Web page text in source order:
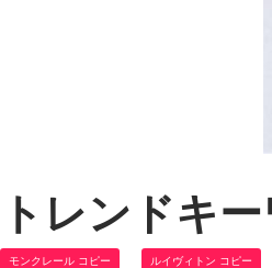
トレンドキ
モンクレール コピー ルイヴィトン コピー